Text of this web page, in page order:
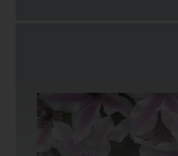
bis vorderen Bereich eines
beispielsweise auf einem
Wirtspflanzen, wo ihre lange
zur Geltung kommt. Im